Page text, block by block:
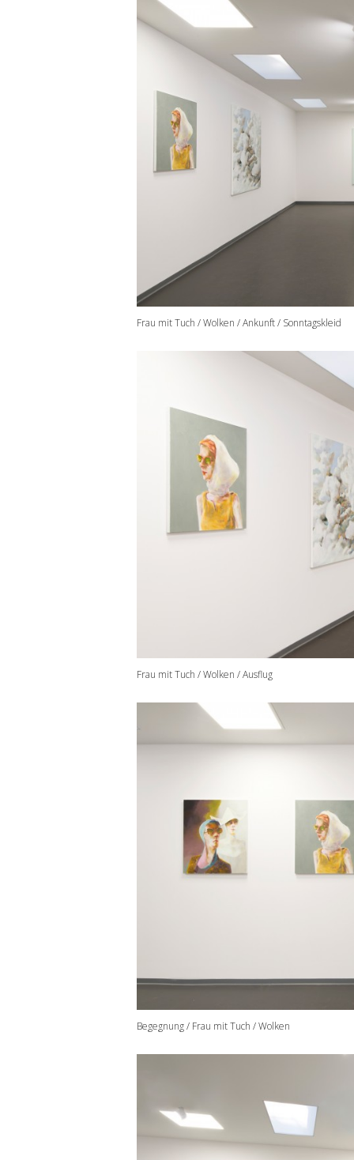
Frau mit Tuch / Wolken / Ankunft / Sonntagskleid
Frau mit Tuch / Wolken / Ausflug
Begegnung / Frau mit Tuch / Wolken